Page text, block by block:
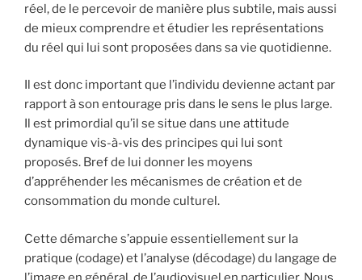
réel, de le percevoir de manière plus subtile, mais aussi
de mieux comprendre et étudier les représentations
du réel qui lui sont proposées dans sa vie quotidienne.
Il est donc important que l’individu devienne actant par
rapport à son entourage pris dans le sens le plus large.
Il est primordial qu’il se situe dans une attitude
dynamique vis-à-vis des principes qui lui sont
proposés. Bref de lui donner les moyens
d’appréhender les mécanismes de création et de
consommation du monde culturel.
Cette démarche s’appuie essentiellement sur la
pratique (codage) et l’analyse (décodage) du langage de